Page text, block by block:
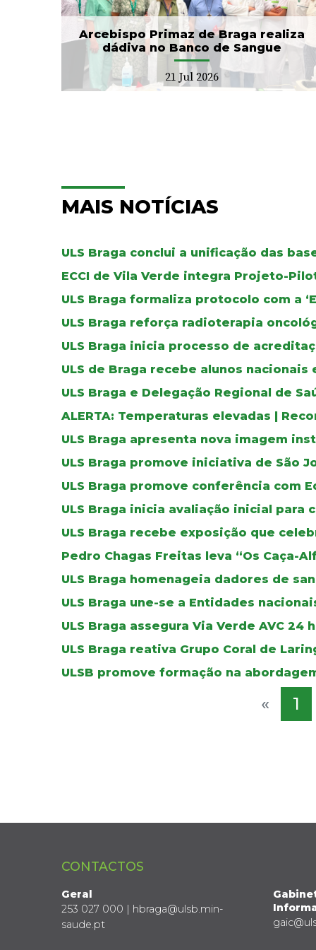
Arcebispo Primaz de Braga realiza
dádiva no Banco de Sangue
21 Jul 2026
20 Jul 2026
MAIS NOTÍCIAS
ULS Braga conclui a unificação das
ECCI de Vila Verde integra Projeto-
ULS Braga formaliza protocolo com a
ULS Braga reforça radioterapia
ULS Braga inicia processo de
ULS de Braga recebe alunos
ULS Braga e Delegação Regional de
ALERTA: Temperaturas elevadas |
ULS Braga apresenta nova imagem
ULS Braga promove iniciativa de São
ULS Braga promove conferência com
ULS Braga inicia avaliação inicial para
ULS Braga recebe exposição que
Pedro Chagas Freitas leva “Os Caça-
ULS Braga homenageia dadores de
ULS Braga une-se a Entidades
ULS Braga assegura Via Verde AVC
ULS Braga reativa Grupo Coral de
ULSB promove formação na
« 1
CONTACTOS
Geral
253 027 000 | hbraga@ulsb.min-
saude.pt